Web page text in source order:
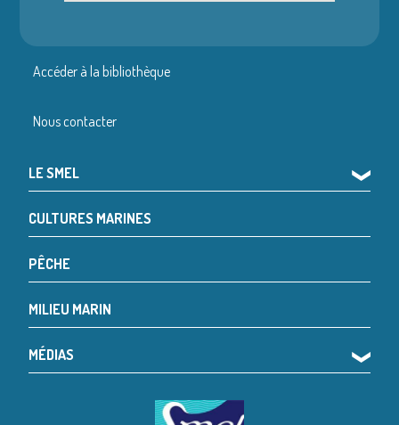
Accéder à la bibliothèque
Nous contacter
LE SMEL ❯
CULTURES MARINES
PÊCHE
MILIEU MARIN
MÉDIAS ❯